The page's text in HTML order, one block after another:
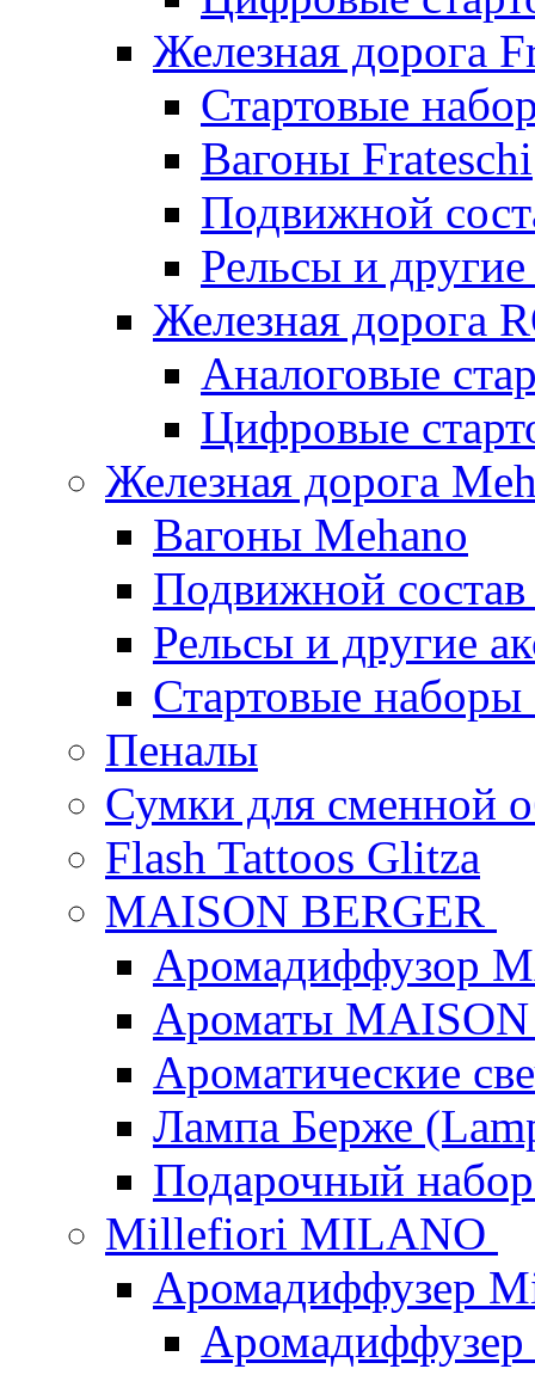
Железная дорога
Стартовые
Вагоны Frateschi
Подвижной
Рельсы и
Железная дорога
Аналоговые
Цифровые
Железная дорога
Вагоны Mehano
Подвижной
Рельсы и другие
Стартовые
Пеналы
Сумки для сменной
Flash Tattoos Glitza
MAISON BERGER
Аромадиффузор
Ароматы
Ароматические
Лампа Берже
Подарочный
Millefiori MILANO
Аромадиффузер